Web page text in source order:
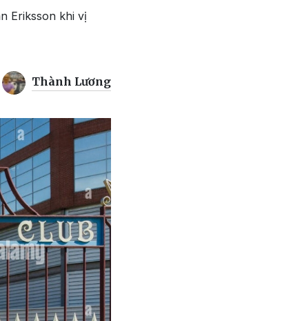
Eriksson khi vị
Thành Lương